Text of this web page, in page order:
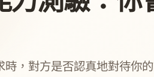
時，對方是否認真地對待你